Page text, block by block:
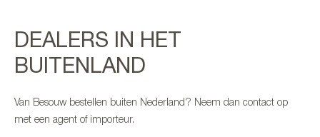
DEALERS IN HET
BUITENLAND
Van Besouw bestellen buiten Nederland? Neem dan contact op
met een agent of importeur.